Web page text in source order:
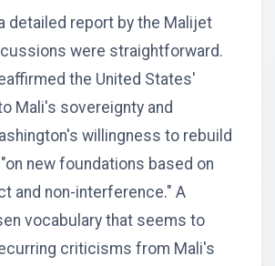
detailed report by the Malijet
were straightforward.
the United States'
Mali's sovereignty and
willingness to rebuild
new foundations based on
and non-interference." A
vocabulary that seems to
criticisms from Mali's